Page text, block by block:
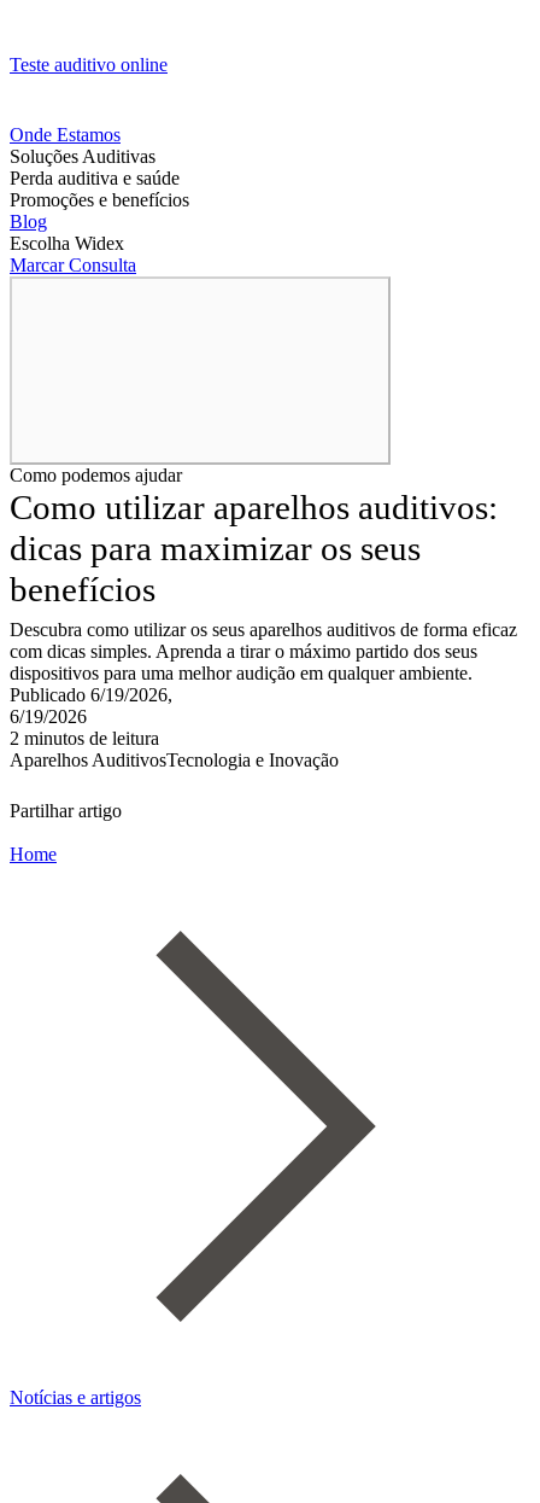
Teste auditivo online
Onde Estamos
Soluções Auditivas
Perda auditiva e saúde
Promoções e benefícios
Blog
Escolha Widex
Marcar Consulta
Como podemos ajudar
Como utilizar aparelhos auditivos:
dicas para maximizar os seus
benefícios
Descubra como utilizar os seus aparelhos auditivos de forma eficaz
com dicas simples. Aprenda a tirar o máximo partido dos seus
dispositivos para uma melhor audição em qualquer ambiente.
Publicado 6/19/2026,
6/19/2026
2 minutos de leitura
Aparelhos AuditivosTecnologia e Inovação
Partilhar artigo
Home
Notícias e artigos